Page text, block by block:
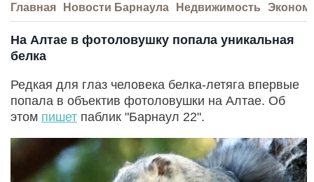
Главная Новости Барнаула Недвижимость
На Алтае в фотоловушку попала уникальная
белка
Редкая для глаз человека белка-летяга впервые
попала в объектив фотоловушки на Алтае. Об
этом пишет паблик "Барнаул 22".